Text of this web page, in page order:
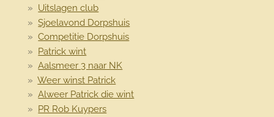
Uitslagen club
Sjoelavond Dorpshuis
Competitie Dorpshuis
Patrick wint
Aalsmeer 3 naar NK
Weer winst Patrick
Alweer Patrick die wint
PR Rob Kuypers